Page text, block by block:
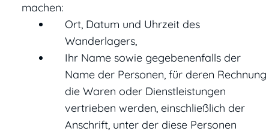
machen:
Ort, Datum und Uhrzeit des
Wanderlagers,
Ihr Name sowie gegebenenfalls der
Name der Personen, für deren Rechnung
die Waren oder Dienstleistungen
vertrieben werden, einschließlich der
Anschrift, unter der diese Personen